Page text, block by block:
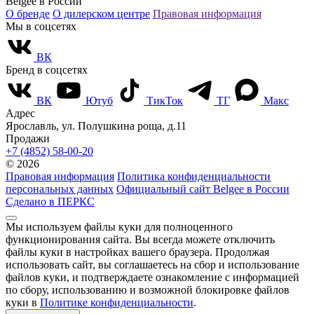
О бренде О дилерском центре Правовая информация
Мы в соцсетях
ВК
Бренд в соцсетях
ВК Ютуб ТикТок ТГ
Макс
Адрес
Ярославль, ул. Полушкина роща, д.11
Продажи
+7 (4852) 58-00-20
© 2026
Правовая информация Политика конфиденциальности
персональных данных Официальный сайт Belgee в России
Сделано в ПЕРКС
Мы используем файлы куки для полноценного
функционирования сайта. Вы всегда можете отключить
файлы куки в настройках вашего браузера. Продолжая
использовать сайт, вы соглашаетесь на сбор и использование
файлов куки, и подтверждаете ознакомление с информацией
по сбору, использованию и возможной блокировке файлов
куки в Политике конфиденциальности.